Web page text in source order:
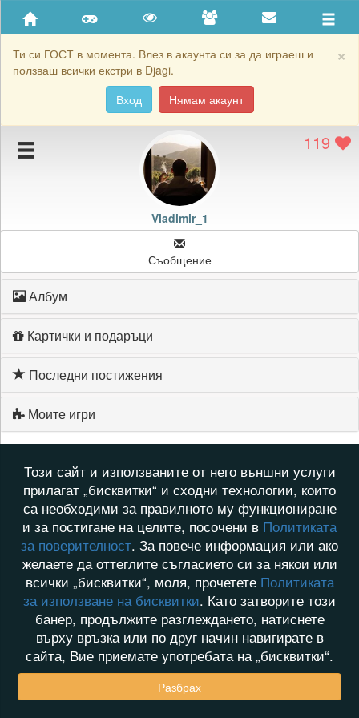
×
Ти си ГОСТ в момента. Влез в акаунта си за да играеш и
ползваш всички екстри в Djagi.
Вход
Нямам акаунт
Приятели
Хронология на игри
Подаръците на Vladimir_1
Картичките на Vladimir_1
119
Vladimir_1
Съобщение
Албум
Картички и подаръци
Последни постижения
Моите игри
Този сайт и използваните от него външни услуги
прилагат „бисквитки“ и сходни технологии, които
са необходими за правилното му функциониране
и за постигане на целите, посочени в Политиката
за поверителност. За повече информация или ако
желаете да оттеглите съгласието си за някои или
всички „бисквитки“, моля, прочетете Политиката
за използване на бисквитки. Като затворите този
банер, продължите разглеждането, натиснете
върху връзка или по друг начин навигирате в
сайта, Вие приемате употребата на „бисквитки“.
Разбрах